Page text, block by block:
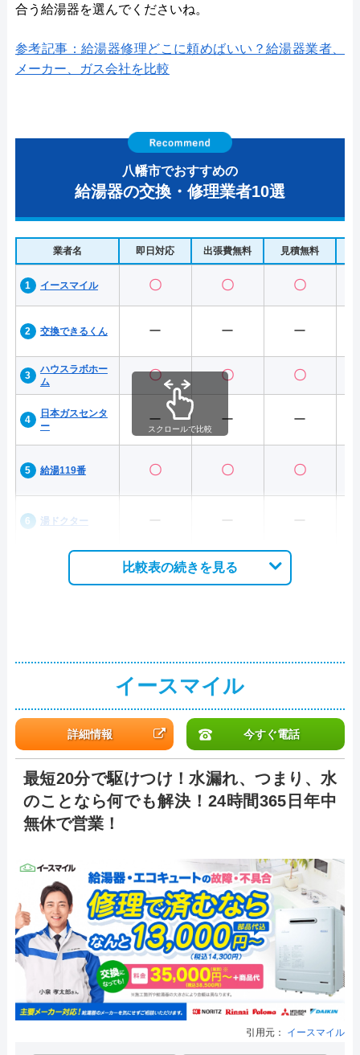
合う給湯器を選んでくださいね。
参考記事：給湯器修理どこに頼めばいい？給湯器業者、
メーカー、ガス会社を比較
八幡市でおすすめの
給湯器の交換・修理業者10選
業者名 即日対応 出張費無料 見積無料
イースマイル 〇 〇 〇
交換できるくん ー ー ー
ハウスラボホー
ム
〇 〇 〇
日本ガスセンタ
ー
ー ー ー
給湯119番 〇 〇 〇
湯ドクター ー ー ー
スクロールで比較
比較表の続きを見る
イースマイル
詳細情報 今すぐ電話
最短20分で駆けつけ！水漏れ、つまり、水
のことなら何でも解決！24時間365日年中
無休で営業！
引用元： イースマイル